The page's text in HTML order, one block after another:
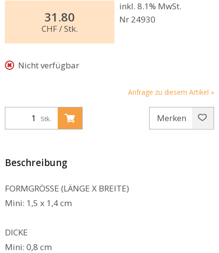
31.80
CHF/ Stk.
inkl. 8.1% MwSt.
Nr 24930
Nicht verfügbar
Anfrage zu diesem Artikel »
Stk. Merken
Beschreibung
FORMGRÖSSE (LÄNGE X BREITE)
Mini: 1,5 x 1,4 cm
DICKE
Mini: 0,8 cm